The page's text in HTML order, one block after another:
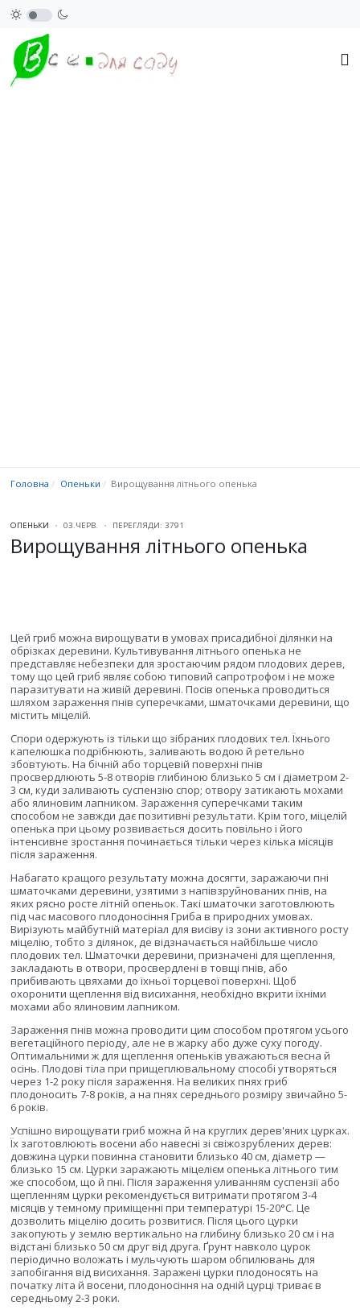
Головна Опеньки Вирощування літнього опенька
ОПЕНЬКИ 03.ЧЕРВ. ПЕРЕГЛЯДИ: 3791
Вирощування літнього опенька
Цей гриб можна вирощувати в умовах присадибної ділянки на
обрізках деревини. Культивування літнього опенька не
представляє небезпеки для зростаючим рядом плодових дерев,
тому що цей гриб являє собою типовий сапротрофом і не може
паразитувати на живій деревині. Посів опенька проводиться
шляхом зараження пнів суперечками, шматочками деревини, що
містить міцелій.
Спори одержують із тільки що зібраних плодових тел. Їхнього
капелюшка подрібнюють, заливають водою й ретельно
збовтують. На бічній або торцевій поверхні пнів
просвердлюють 5-8 отворів глибиною близько 5 см і діаметром 2-
3 см, куди заливають суспензію спор; отвору затикають мохами
або ялиновим лапником. Зараження суперечками таким
способом не завжди дає позитивні результати. Крім того, міцелій
опенька при цьому розвивається досить повільно і його
інтенсивне зростання починається тільки через кілька місяців
після зараження.
Набагато кращого результату можна досягти, заражаючи пні
шматочками деревини, узятими з напівзруйнованих пнів, на
яких рясно росте літній опеньок. Такі шматочки заготовлюють
під час масового плодоносіння Гриба в природних умовах.
Вирізують майбутній матеріал для висіву із зони активного росту
міцелію, тобто з ділянок, де відзначається найбільше число
плодових тел. Шматочки деревини, призначені для щеплення,
закладають в отвори, просвердлені в товщі пнів, або
прибивають цвяхами до їхньої торцевої поверхні. Щоб
охоронити щеплення від висихання, необхідно вкрити їхніми
мохами або ялиновим лапником.
Зараження пнів можна проводити цим способом протягом усього
вегетаційного періоду, але не в жарку або дуже суху погоду.
Оптимальними ж для щеплення опеньків уважаються весна й
осінь. Плодові тіла при прищеплювальному способі утворяться
через 1-2 року після зараження. На великих пнях гриб
плодоносить 7-8 років, а на пнях середнього розміру звичайно 5-
6 років.
Успішно вирощувати гриб можна й на круглих дерев'яних цурках.
Їх заготовлюють восени або навесні зі свіжозрублених дерев:
довжина цурки повинна становити близько 40 см, діаметр —
близько 15 см. Цурки заражають міцелієм опенька літнього тим
же способом, що й пні. Після зараження уливанням суспензії або
щепленням цурки рекомендується витримати протягом 3-4
місяців у темному приміщенні при температурі 15-20°С. Це
дозволить міцелію досить розвитися. Після цього цурки
закопують у землю вертикально на глибину близько 20 см і на
відстані близько 50 см друг від друга. Ґрунт навколо цурок
періодично воложать і мульчують шаром обпилювань для
запобігання від висихання. Заражені цурки плодоносять на
початку літа й восени, плодоносіння на одній цурці триває в
середньому 2-3 роки.